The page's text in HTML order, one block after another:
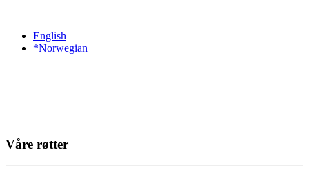
English
*Norwegian
Våre røtter